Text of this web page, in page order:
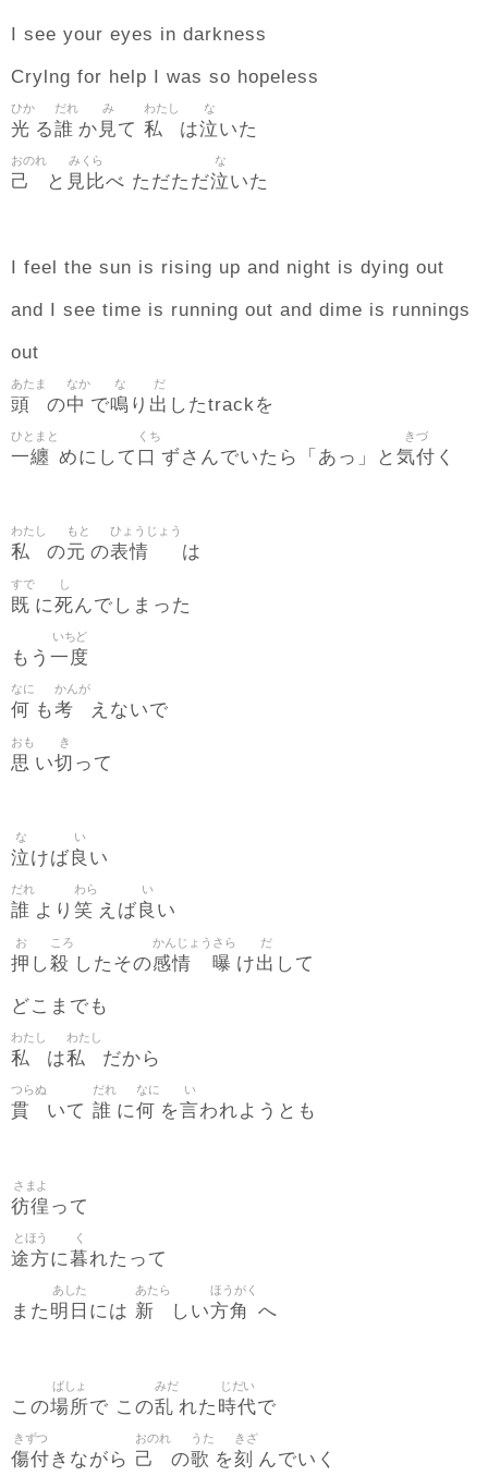
I see your eyes in darkness
Crylng for help I was so hopeless
光
ひか
る誰
だれ
か 見
み
て 私
わたし
は泣
な
いた
己
おのれ
と 見比
みくら
べ ただただ泣
な
いた
I feel the sun is rising up and night is dying out
and I see time is running out and dime is runnings
out
頭
あたま
の中
なか
で鳴
な
り 出
だ
したtrackを
一纏
ひとまと
めにして 口
くち
ずさんでいたら「あっ」と 気付
きづ
く
私
わたし
の元
もと
の表情
ひょうじょう
は
既
すで
に死
し
んでしまった
もう 一度
いちど
何
なに
も考
かんが
えないで
思
おも
い切
き
って
泣
な
けば良
い
い
誰
だれ
より 笑
わら
えば 良
い
い
押
お
し殺
ころ
したその感情
かんじょう
曝
さら
け出
だ
して
どこまでも
私
わたし
は私
わたし
だから
貫
つらぬ
いて 誰
だれ
に何
なに
を言
い
われようとも
彷徨
さまよ
って
途方
とほう
に暮
く
れたって
また 明日
あした
には 新
あたら
しい方角
ほうがく
へ
この場所
ばしょ
で この乱
みだ
れた 時代
じだい
で
傷付
きずつ
きながら 己
おのれ
の歌
うた
を刻
きざ
んでいく